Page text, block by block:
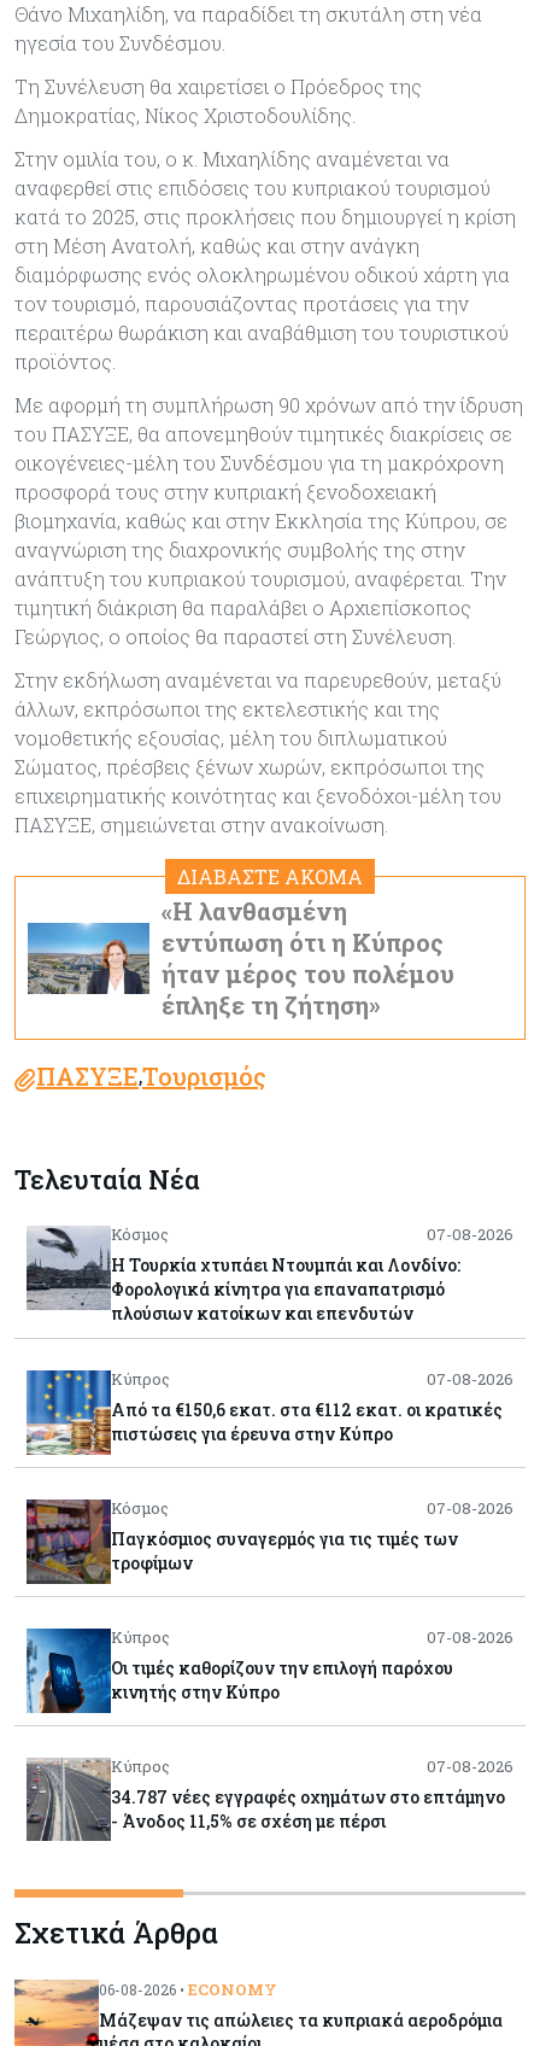
Θάνο Μιχαηλίδη, να παραδίδει τη σκυτάλη στη νέα
ηγεσία του Συνδέσμου.
Τη Συνέλευση θα χαιρετίσει ο Πρόεδρος της
Δημοκρατίας, Νίκος Χριστοδουλίδης.
Στην ομιλία του, ο κ. Μιχαηλίδης αναμένεται να
αναφερθεί στις επιδόσεις του κυπριακού τουρισμού
κατά το 2025, στις προκλήσεις που δημιουργεί η κρίση
στη Μέση Ανατολή, καθώς και στην ανάγκη
διαμόρφωσης ενός ολοκληρωμένου οδικού χάρτη για
τον τουρισμό, παρουσιάζοντας προτάσεις για την
περαιτέρω θωράκιση και αναβάθμιση του τουριστικού
προϊόντος.
Με αφορμή τη συμπλήρωση 90 χρόνων από την ίδρυση
του ΠΑΣΥΞΕ, θα απονεμηθούν τιμητικές διακρίσεις σε
οικογένειες-μέλη του Συνδέσμου για τη μακρόχρονη
προσφορά τους στην κυπριακή ξενοδοχειακή
βιομηχανία, καθώς και στην Εκκλησία της Κύπρου, σε
αναγνώριση της διαχρονικής συμβολής της στην
ανάπτυξη του κυπριακού τουρισμού, αναφέρεται. Την
τιμητική διάκριση θα παραλάβει ο Αρχιεπίσκοπος
Γεώργιος, ο οποίος θα παραστεί στη Συνέλευση.
Στην εκδήλωση αναμένεται να παρευρεθούν, μεταξύ
άλλων, εκπρόσωποι της εκτελεστικής και της
νομοθετικής εξουσίας, μέλη του διπλωματικού
Σώματος, πρέσβεις ξένων χωρών, εκπρόσωποι της
επιχειρηματικής κοινότητας και ξενοδόχοι-μέλη του
ΠΑΣΥΞΕ, σημειώνεται στην ανακοίνωση.
ΔΙΑΒΑΣΤΕ ΑΚΟΜΑ
«Η λανθασμένη
εντύπωση ότι η Κύπρος
ήταν μέρος του πολέμου
έπληξε τη ζήτηση»
ΠΑΣΥΞΕ,Τουρισμός
Τελευταία Νέα
Κόσμος 07-08-2026
Η Τουρκία χτυπάει Ντουμπάι και Λονδίνο:
Φορολογικά κίνητρα για επαναπατρισμό
πλούσιων κατοίκων και επενδυτών
Κύπρος 07-08-2026
Από τα €150,6 εκατ. στα €112 εκατ. οι κρατικές
πιστώσεις για έρευνα στην Κύπρο
Κόσμος 07-08-2026
Παγκόσμιος συναγερμός για τις τιμές των
τροφίμων
Κύπρος 07-08-2026
Οι τιμές καθορίζουν την επιλογή παρόχου
κινητής στην Κύπρο
Κύπρος 07-08-2026
34.787 νέες εγγραφές οχημάτων στο επτάμηνο
- Άνοδος 11,5% σε σχέση με πέρσι
Κόσμος 07-08-2026
ΕΚΤ: Αιφνιδιάστηκε από την πώληση ευρώ από
τις ΗΠΑ
Κύπρος 07-08-2026
Σχετικά Άρθρα
06-08-2026 • ECONOMY
Μάζεψαν τις απώλειες τα κυπριακά αεροδρόμια